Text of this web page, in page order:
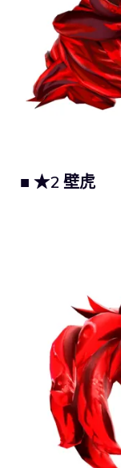
■ ★2 壁虎